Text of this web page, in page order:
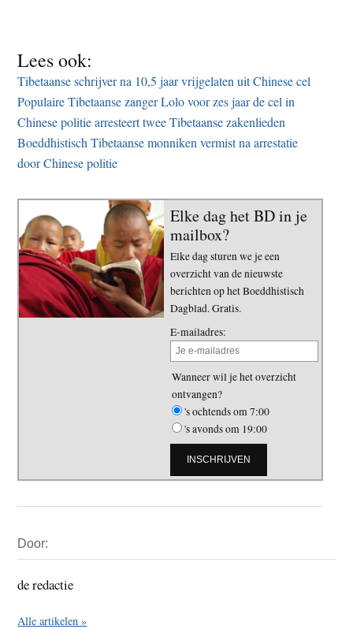
Lees ook:
Tibetaanse schrijver na 10,5 jaar vrijgelaten uit Chinese cel
Populaire Tibetaanse zanger Lolo voor zes jaar de cel in
Chinese politie arresteert twee Tibetaanse zakenlieden
Boeddhistisch Tibetaanse monniken vermist na arrestatie
door Chinese politie
Elke dag het BD in je
mailbox?
Elke dag sturen we je een
overzicht van de nieuwste
berichten op het Boeddhistisch
Dagblad. Gratis.
E-mailadres:
Wanneer wil je het overzicht
ontvangen?
's ochtends om 7:00
's avonds om 19:00
Sidebar
Door:
de redactie
Alle artikelen »